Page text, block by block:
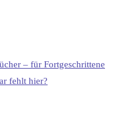
– für Fortgeschrittene
fehlt hier?